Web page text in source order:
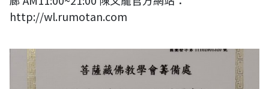
http://wl.rumotan.com
國家圖書館感謝狀